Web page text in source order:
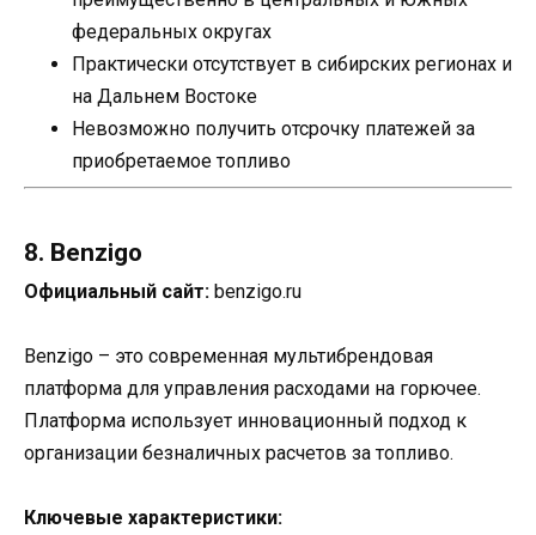
федеральных округах
Практически отсутствует в сибирских регионах и
на Дальнем Востоке
Невозможно получить отсрочку платежей за
приобретаемое топливо
8. Benzigo
Официальный сайт: benzigo.ru
Benzigo – это современная мультибрендовая
платформа для управления расходами на горючее.
Платформа использует инновационный подход к
организации безналичных расчетов за топливо.
Ключевые характеристики: